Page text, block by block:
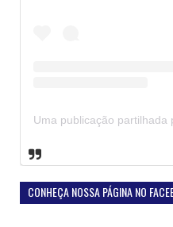
CONHEÇA NOSSA PÁGINA NO